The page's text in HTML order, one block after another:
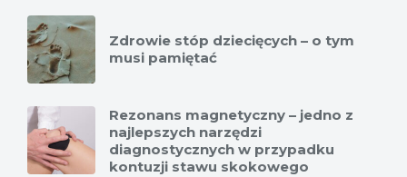
Zdrowie stóp dziecięcych – o tym
musi pamiętać
Rezonans magnetyczny – jedno z
najlepszych narzędzi
diagnostycznych w przypadku
kontuzji stawu skokowego